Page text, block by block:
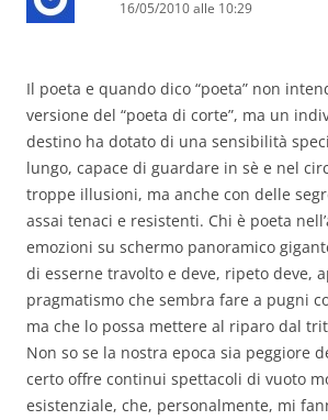
16/05/2010 alle 10:29
Il poeta e quando dico “poeta” non
versione del “poeta di corte”, ma un
destino ha dotato di una sensibilità
lungo, capace di guardare in sè e nel
troppe illusioni, ma anche con delle
assai tenaci e resistenti. Chi è poeta
emozioni su schermo panoramico
di esserne travolto e deve, ripeto deve,
pragmatismo che sembra fare a pugni
ma che lo possa mettere al riparo dal
Non so se la nostra epoca sia peggiore
certo offre continui spettacoli di vuoto
esistenziale, che, personalmente, mi